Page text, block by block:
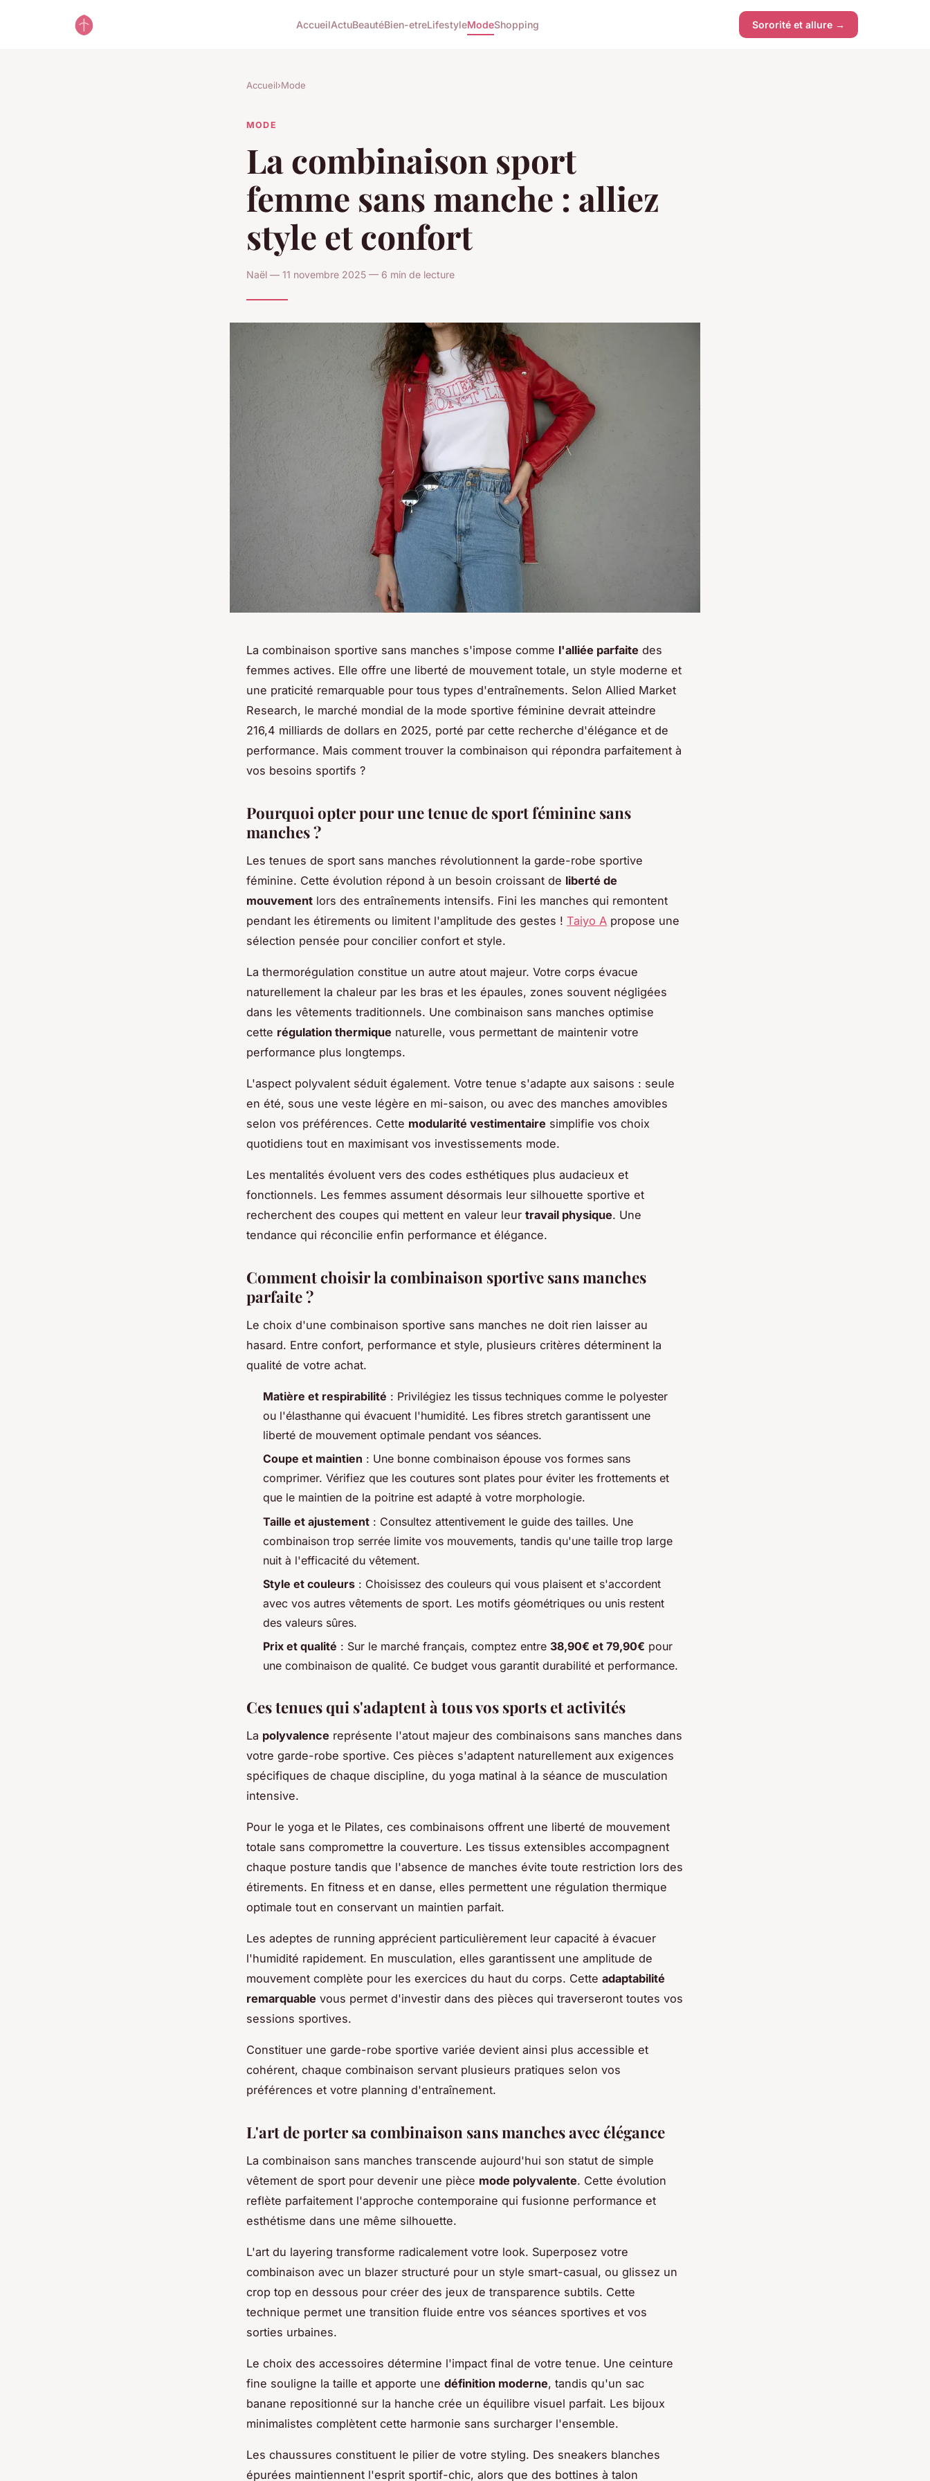
AccueilActuBeautéBien-etreLifestyleModeShopping Sororité et allure →
Accueil›Mode
MODE
La combinaison sport
femme sans manche : alliez
style et confort
Naël — 11 novembre 2025 — 6 min de lecture
La combinaison sportive sans manches s'impose comme l'alliée parfaite des
femmes actives. Elle offre une liberté de mouvement totale, un style moderne et
une praticité remarquable pour tous types d'entraînements. Selon Allied Market
Research, le marché mondial de la mode sportive féminine devrait atteindre
216,4 milliards de dollars en 2025, porté par cette recherche d'élégance et de
performance. Mais comment trouver la combinaison qui répondra parfaitement à
vos besoins sportifs ?
Pourquoi opter pour une tenue de sport féminine sans
manches ?
Les tenues de sport sans manches révolutionnent la garde-robe sportive
féminine. Cette évolution répond à un besoin croissant de liberté de
mouvement lors des entraînements intensifs. Fini les manches qui remontent
pendant les étirements ou limitent l'amplitude des gestes ! Taiyo A propose une
sélection pensée pour concilier confort et style.
La thermorégulation constitue un autre atout majeur. Votre corps évacue
naturellement la chaleur par les bras et les épaules, zones souvent négligées
dans les vêtements traditionnels. Une combinaison sans manches optimise
cette régulation thermique naturelle, vous permettant de maintenir votre
performance plus longtemps.
L'aspect polyvalent séduit également. Votre tenue s'adapte aux saisons : seule
en été, sous une veste légère en mi-saison, ou avec des manches amovibles
selon vos préférences. Cette modularité vestimentaire simplifie vos choix
quotidiens tout en maximisant vos investissements mode.
Les mentalités évoluent vers des codes esthétiques plus audacieux et
fonctionnels. Les femmes assument désormais leur silhouette sportive et
recherchent des coupes qui mettent en valeur leur travail physique. Une
tendance qui réconcilie enfin performance et élégance.
Comment choisir la combinaison sportive sans manches
parfaite ?
Le choix d'une combinaison sportive sans manches ne doit rien laisser au
hasard. Entre confort, performance et style, plusieurs critères déterminent la
qualité de votre achat.
Matière et respirabilité : Privilégiez les tissus techniques comme le polyester
ou l'élasthanne qui évacuent l'humidité. Les fibres stretch garantissent une
liberté de mouvement optimale pendant vos séances.
Coupe et maintien : Une bonne combinaison épouse vos formes sans
comprimer. Vérifiez que les coutures sont plates pour éviter les frottements et
que le maintien de la poitrine est adapté à votre morphologie.
Taille et ajustement : Consultez attentivement le guide des tailles. Une
combinaison trop serrée limite vos mouvements, tandis qu'une taille trop large
nuit à l'efficacité du vêtement.
Style et couleurs : Choisissez des couleurs qui vous plaisent et s'accordent
avec vos autres vêtements de sport. Les motifs géométriques ou unis restent
des valeurs sûres.
Prix et qualité : Sur le marché français, comptez entre 38,90€ et 79,90€ pour
une combinaison de qualité. Ce budget vous garantit durabilité et performance.
Ces tenues qui s'adaptent à tous vos sports et activités
La polyvalence représente l'atout majeur des combinaisons sans manches dans
votre garde-robe sportive. Ces pièces s'adaptent naturellement aux exigences
spécifiques de chaque discipline, du yoga matinal à la séance de musculation
intensive.
Pour le yoga et le Pilates, ces combinaisons offrent une liberté de mouvement
totale sans compromettre la couverture. Les tissus extensibles accompagnent
chaque posture tandis que l'absence de manches évite toute restriction lors des
étirements. En fitness et en danse, elles permettent une régulation thermique
optimale tout en conservant un maintien parfait.
Les adeptes de running apprécient particulièrement leur capacité à évacuer
l'humidité rapidement. En musculation, elles garantissent une amplitude de
mouvement complète pour les exercices du haut du corps. Cette adaptabilité
remarquable vous permet d'investir dans des pièces qui traverseront toutes vos
sessions sportives.
Constituer une garde-robe sportive variée devient ainsi plus accessible et
cohérent, chaque combinaison servant plusieurs pratiques selon vos
préférences et votre planning d'entraînement.
L'art de porter sa combinaison sans manches avec élégance
La combinaison sans manches transcende aujourd'hui son statut de simple
vêtement de sport pour devenir une pièce mode polyvalente. Cette évolution
reflète parfaitement l'approche contemporaine qui fusionne performance et
esthétisme dans une même silhouette.
L'art du layering transforme radicalement votre look. Superposez votre
combinaison avec un blazer structuré pour un style smart-casual, ou glissez un
crop top en dessous pour créer des jeux de transparence subtils. Cette
technique permet une transition fluide entre vos séances sportives et vos
sorties urbaines.
Le choix des accessoires détermine l'impact final de votre tenue. Une ceinture
fine souligne la taille et apporte une définition moderne, tandis qu'un sac
banane repositionné sur la hanche crée un équilibre visuel parfait. Les bijoux
minimalistes complètent cette harmonie sans surcharger l'ensemble.
Les chaussures constituent le pilier de votre styling. Des sneakers blanches
épurées maintiennent l'esprit sportif-chic, alors que des bottines à talon